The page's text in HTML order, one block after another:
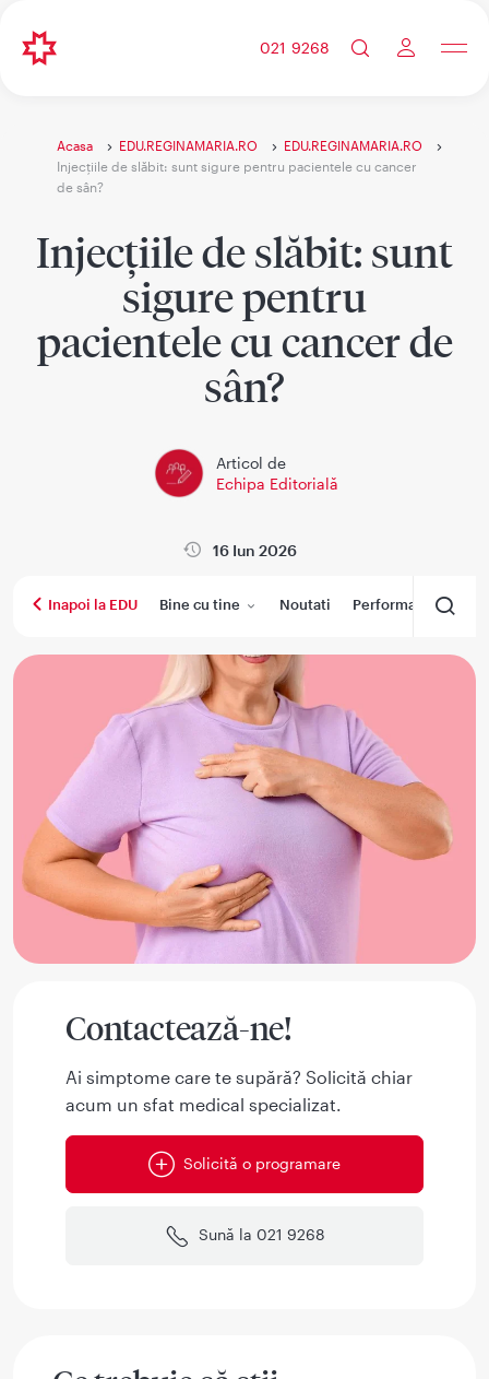
021 9268
Acasa EDU.REGINAMARIA.RO
EDU.REGINAMARIA.RO
Injecțiile de slăbit: sunt sigure pentru pacientele cu cancer
de sân?
Injecțiile de slăbit: sunt
sigure pentru
pacientele cu cancer de
sân?
Articol de
Echipa Editorială
16 Iun 2026
Inapoi la EDU Bine cu tine Noutati Performanta
Contactează-ne!
Ai simptome care te supără? Solicită chiar
acum un sfat medical specializat.
Solicită o programare
Sună la 021 9268